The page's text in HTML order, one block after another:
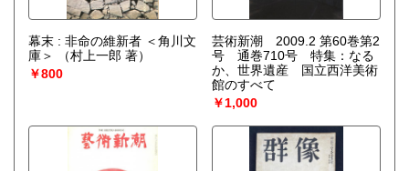
幕末 : 非命の維新者 ＜角川文
庫＞
（村上一郎 著）
￥800
芸術新潮 2009.2 第60巻第2
号 通巻710号 特集：なる
か、世界遺産 国立西洋美術
館のすべて
￥1,000